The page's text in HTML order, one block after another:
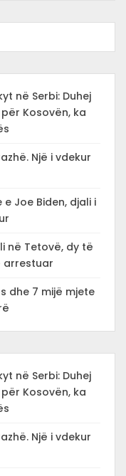
në Serbi: Duhej
Kosovën, ka
Një i vdekur
Joe Biden, djali i
në Tetovë, dy të
arrestuar
dhe 7 mijë mjete
në Serbi: Duhej
Kosovën, ka
Një i vdekur